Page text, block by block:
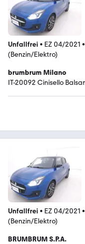
Unfallfrei • EZ 04/2021 •
(Benzin/Elektro)
brumbrum Milano
IT-20092 Cinisello
Unfallfrei • EZ 04/2021 •
(Benzin/Elektro)
BRUMBRUM S.P.A.